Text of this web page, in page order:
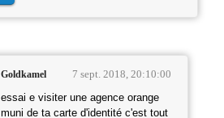
Goldkamel 7 sept. 2018, 20:10:00
essai e visiter une agence orange
muni de ta carte d'identité c'est tout